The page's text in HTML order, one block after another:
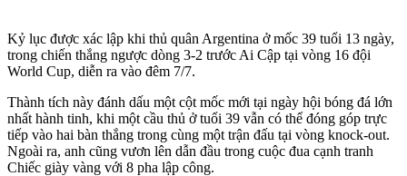
Kỷ lục được xác lập khi thủ quân Argentina ở mốc 39 tuổi 13 ngày,
trong chiến thắng ngược dòng 3-2 trước Ai Cập tại vòng 16 đội
World Cup, diễn ra vào đêm 7/7.
Thành tích này đánh dấu một cột mốc mới tại ngày hội bóng đá lớn
nhất hành tinh, khi một cầu thủ ở tuổi 39 vẫn có thể đóng góp trực
tiếp vào hai bàn thắng trong cùng một trận đấu tại vòng knock-out.
Ngoài ra, anh cũng vươn lên dẫn đầu trong cuộc đua cạnh tranh
Chiếc giày vàng với 8 pha lập công.